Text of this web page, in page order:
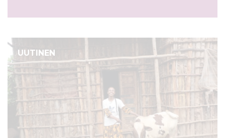
UUTINEN